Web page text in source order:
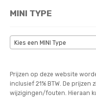
MINI TYPE
Kies een MINI Type
Prijzen op deze website
inclusief 21% BTW. De
wijzigingen/fouten. Hieraan